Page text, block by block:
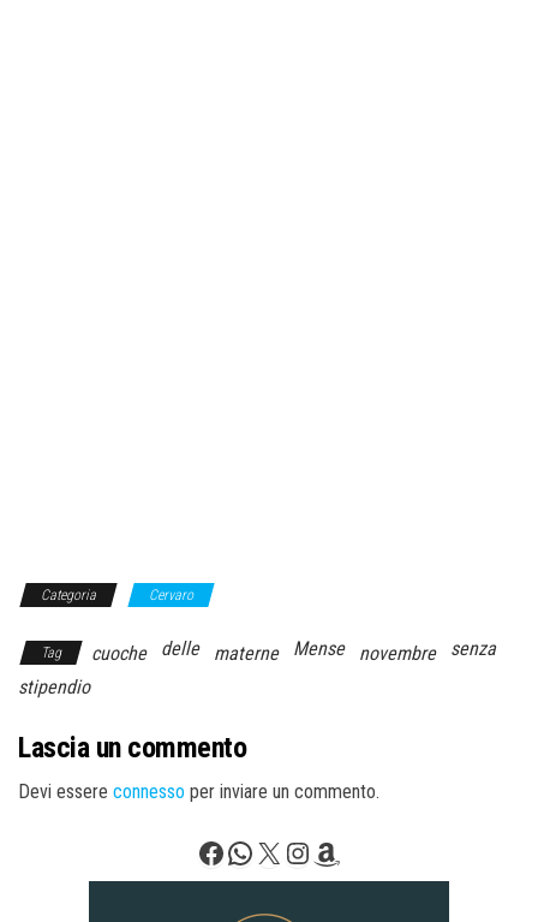
Categoria Cervaro
Tag cuoche delle materne Mense novembre
senza
stipendio
Lascia un commento
Devi essere connesso per inviare un commento.
Facebook
WhatsApp
X Instagram
Amazon